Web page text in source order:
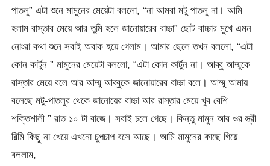
পাতলু” এটা শুনে মামুনের মেয়েটা বললো, “না আমরা মটু পাতলু না। আমি
হলাম রাস্তার মেয়ে আর তুমি হলে জানোয়ারের বাচ্চা” ছোট বাচ্চার মুখে এমন
নোংরা কথা শুনে সবাই অবাক হয়ে গেলাম। আমার ছেলে তখন বললো, “এটা
কোন কার্টুন ” মামুনের মেয়েটা বললো, “এটা কোন কার্টুন না। আব্বু আম্মুকে
রাস্তার মেয়ে বলে আর আম্মু আব্বুকে জানোয়ারের বাচ্চা বলে। আম্মু আমায়
বলেছে মটু-পাতলুর থেকে জানোয়ের বাচ্চা আর রাস্তার মেয়ে খুব বেশি
শক্তিশালী ” রাত ১০ টা বাজে। সবাই চলে গেছে। কিন্তু মামুন আর ওর স্ত্রী
রিমি কিছু না খেয়ে এখনো চুপচাপ বসে আছে। আমি মামুনের কাছে গিয়ে
বললাম,